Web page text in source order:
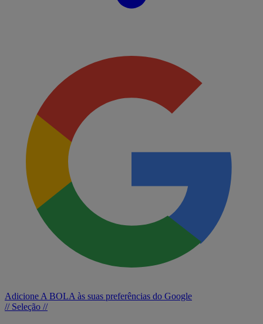
Adicione A BOLA às suas preferências do Google
// Seleção //